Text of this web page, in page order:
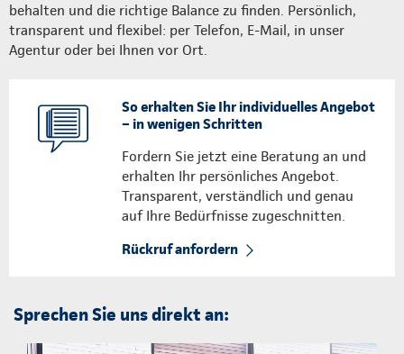
behalten und die richtige Balance zu finden. Persönlich,
transparent und flexibel: per Telefon, E-Mail, in unser
Agentur oder bei Ihnen vor Ort.
So erhalten Sie Ihr individuelles Angebot
– in wenigen Schritten
Fordern Sie jetzt eine Beratung an und
erhalten Ihr persönliches Angebot.
Transparent, verständlich und genau
auf Ihre Bedürfnisse zugeschnitten.
Rückruf anfordern
Sprechen Sie uns direkt an: